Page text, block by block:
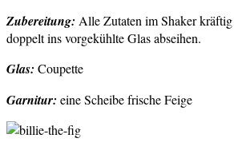
Zubereitung: Alle Zutaten im Shaker
doppelt ins vorgekühlte Glas abseihen.
Glas: Coupette
Garnitur: eine Scheibe frische Feige